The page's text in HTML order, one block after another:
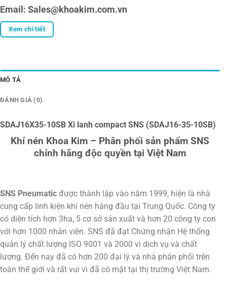
Email: Sales@khoakim.com.vn
Xem chi tiết
MÔ TẢ
ĐÁNH GIÁ (0)
SDAJ16X35-10SB Xi lanh compact SNS (SDAJ16-35-10SB)
Khí nén Khoa Kim – Phân phối sản phẩm SNS
chính hãng độc quyền tại Việt Nam
SNS Pneumatic được thành lập vào năm 1999, hiện là nhà
cung cấp linh kiện khí nén hàng đầu tại Trung Quốc. Công ty
có diện tích hơn 3ha, 5 cơ sở sản xuất và hơn 20 công ty con
với hơn 1000 nhân viên. SNS đã đạt Chứng nhận Hệ thống
quản lý chất lượng ISO 9001 và 2000 vì dịch vụ và chất
lượng. Đến nay đã có hơn 200 đại lý và nhà phân phối trên
toàn thế giới và rất vui vì đã có mặt tại thị trường Việt Nam.